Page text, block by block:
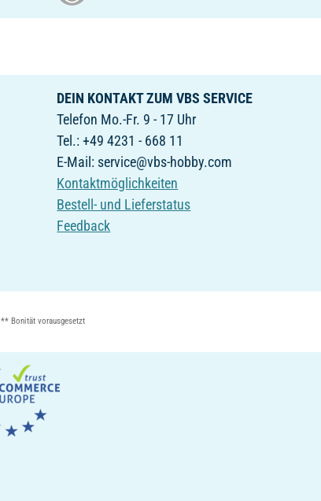
DEIN KONTAKT ZUM VBS SERVICE
Telefon Mo.-Fr. 9 - 17 Uhr
Tel.: +49 4231 - 668 11
E-Mail: service@vbs-hobby.com
Kontaktmöglichkeiten
Bestell- und Lieferstatus
Feedback
** Bonität vorausgesetzt